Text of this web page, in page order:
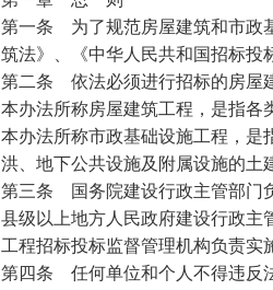
第一条 为了规范房屋建筑和市政
筑法》、《中华人民共和国招标投
第二条 依法必须进行招标的房屋
本办法所称房屋建筑工程，是指各
本办法所称市政基础设施工程，是
洪、地下公共设施及附属设施的土
第三条 国务院建设行政主管部门
县级以上地方人民政府建设行政主
工程招标投标监督管理机构负责实
第四条 任何单位和个人不得违反